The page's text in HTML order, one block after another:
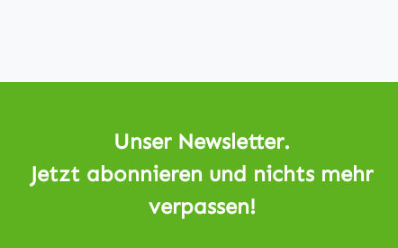
Unser Newsletter.
Jetzt abonnieren und nichts mehr
verpassen!